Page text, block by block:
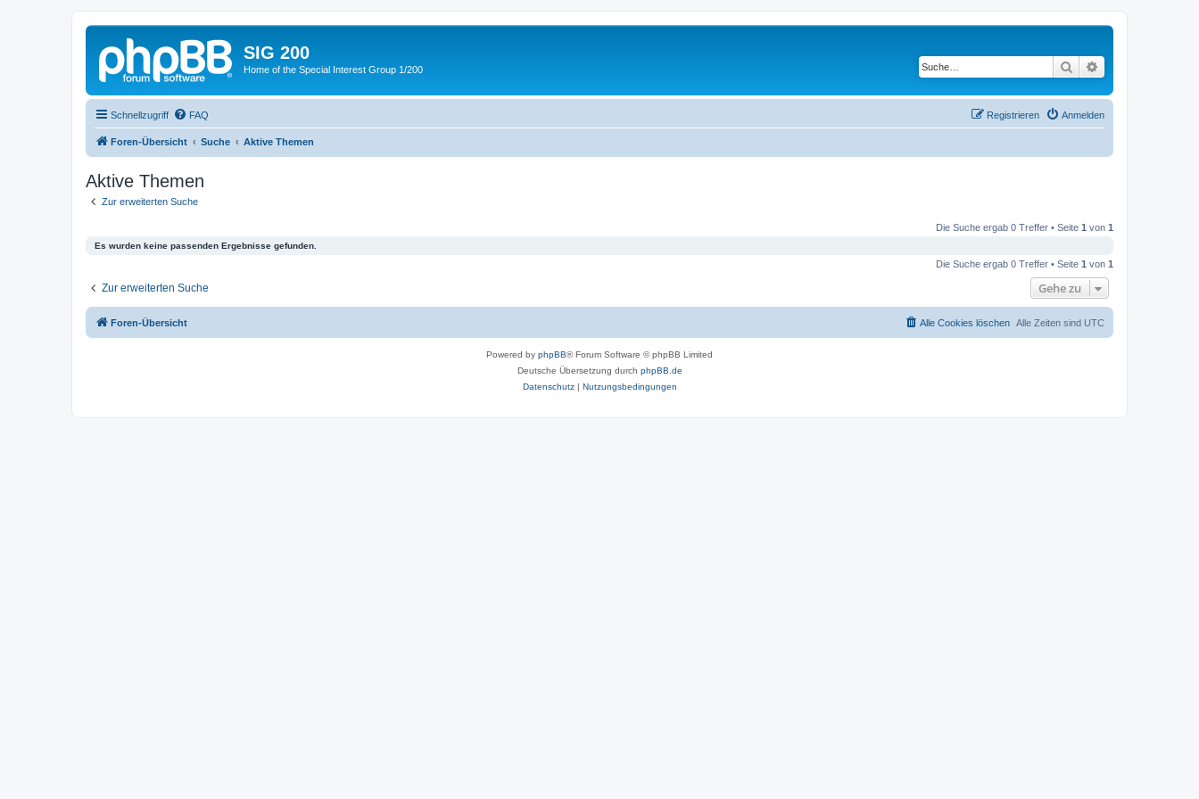
SIG 200
Home of the Special Interest Group 1/200 Suche
Schnellzugriff FAQ Anmelden
Registrieren
Foren-Übersicht Suche Aktive Themen
Aktive Themen
Zur erweiterten Suche
Die Suche ergab 0 Treffer • Seite 1 von 1
Es wurden keine passenden Ergebnisse gefunden.
Die Suche ergab 0 Treffer • Seite 1 von 1
Zur erweiterten Suche Gehe zu
Foren-Übersicht Alle Zeiten sind UTC
Alle Cookies löschen
Powered by phpBB® Forum Software © phpBB Limited
Deutsche Übersetzung durch phpBB.de
Datenschutz| Nutzungsbedingungen